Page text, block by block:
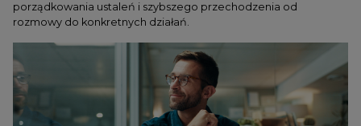
porządkowania ustaleń i szybszego przechodzenia od
rozmowy do konkretnych działań.